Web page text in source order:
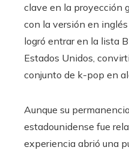
clave en la proyección
con la versión en
logró entrar en la lista
Estados Unidos,
conjunto de k-pop en
Aunque su
estadounidense fue
experiencia abrió una